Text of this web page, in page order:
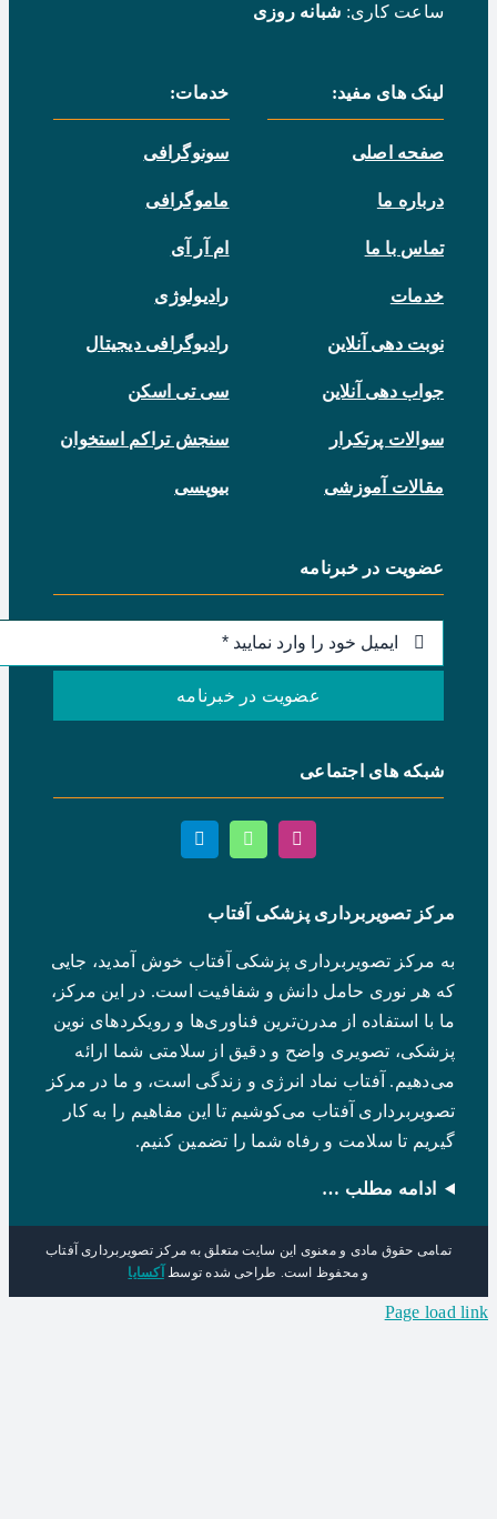
ساعت کاری:شبانه روزی
لینک های مفید:
صفحه اصلی
درباره ما
تماس با ما
خدمات
نوبت دهی آنلاین
جواب دهی آنلاین
سوالات پرتکرار
مقالات آموزشی
خدمات:
سونوگرافی
ماموگرافی
ام آر آی
رادیولوژی
رادیوگرافی دیجیتال
سی تی اسکن
سنجش تراکم استخوان
بیوپسی
عضویت در خبرنامه
عضویت در خبرنامه
شبکه های اجتماعی
مرکز تصویربرداری پزشکی آفتاب
به مرکز تصویربرداری پزشکی آفتاب خوش آمدید، جایی
که هر نوری حامل دانش و شفافیت است. در این مرکز،
ما با استفاده از مدرن‌ترین فناوری‌ها و رویکردهای نوین
پزشکی، تصویری واضح و دقیق از سلامتی شما ارائه
می‌دهیم. آفتاب نماد انرژی و زندگی است، و ما در مرکز
تصویربرداری آفتاب می‌کوشیم تا این مفاهیم را به کار
گیریم تا سلامت و رفاه شما را تضمین کنیم.
ادامه مطلب …
تمامی حقوق مادی و معنوی این سایت متعلق به مرکز تصویربرداری آفتاب
و محفوظ است. طراحی شده توسطآکسایا
Page load